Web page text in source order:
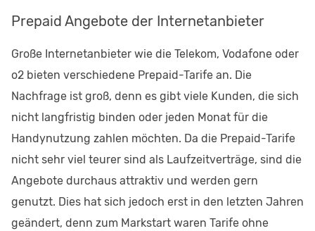
Prepaid Angebote der Internetanbieter
Große Internetanbieter wie die Telekom, Vodafone oder
o2 bieten verschiedene Prepaid-Tarife an. Die
Nachfrage ist groß, denn es gibt viele Kunden, die sich
nicht langfristig binden oder jeden Monat für die
Handynutzung zahlen möchten. Da die Prepaid-Tarife
nicht sehr viel teurer sind als Laufzeitverträge, sind die
Angebote durchaus attraktiv und werden gern
genutzt. Dies hat sich jedoch erst in den letzten Jahren
geändert, denn zum Markstart waren Tarife ohne